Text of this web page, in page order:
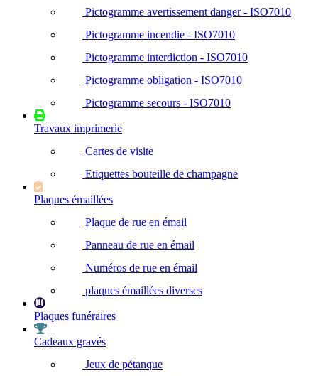
Pictogramme avertissement danger - ISO7010
Pictogramme incendie - ISO7010
Pictogramme interdiction - ISO7010
Pictogramme obligation - ISO7010
Pictogramme secours - ISO7010
Travaux imprimerie
Cartes de visite
Etiquettes bouteille de champagne
Plaques émaillées
Plaque de rue en émail
Panneau de rue en émail
Numéros de rue en émail
plaques émaillées diverses
Plaques funéraires
Cadeaux gravés
Jeux de pétanque